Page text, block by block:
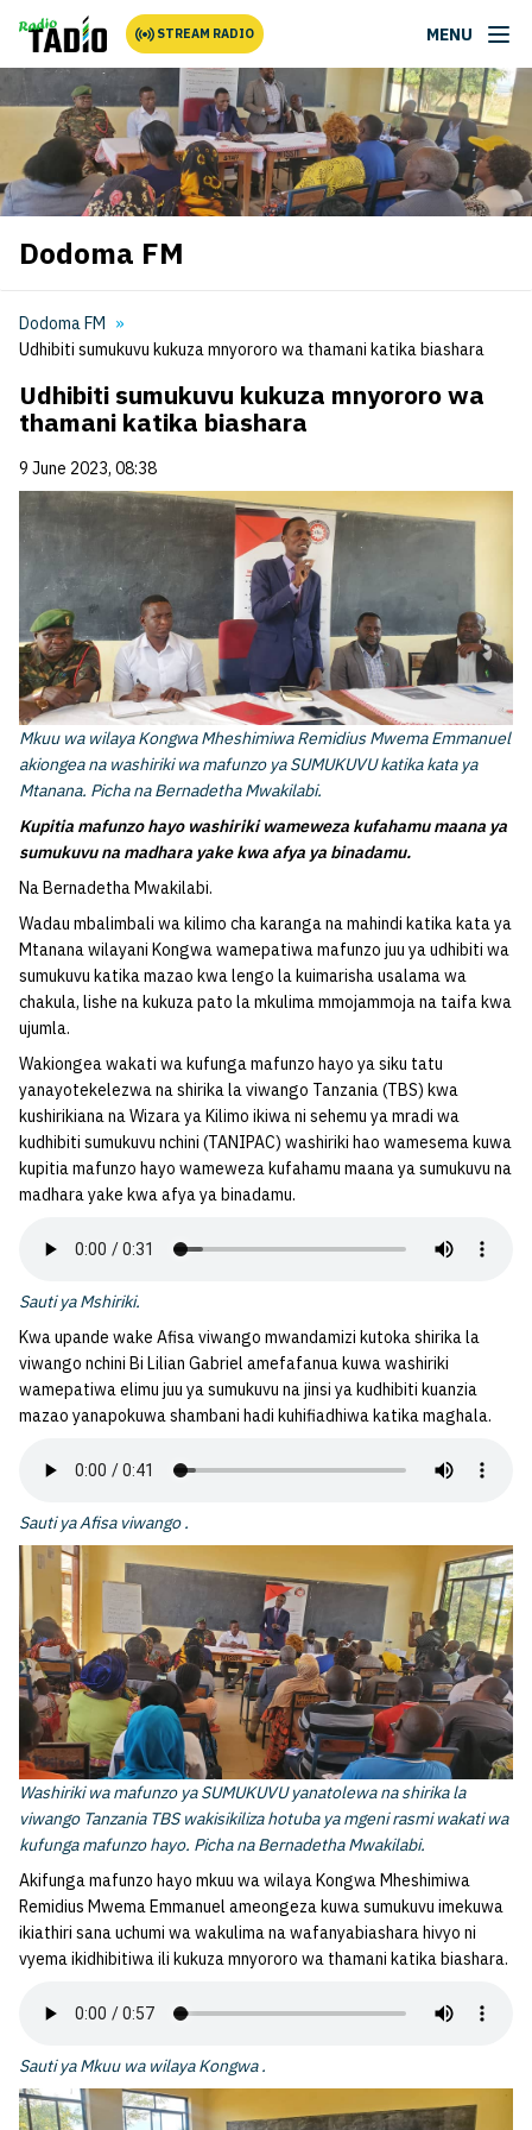
STREAM RADIO MENU
Dodoma FM
Dodoma FM
Udhibiti sumukuvu kukuza mnyororo wa thamani katika biashara
Udhibiti sumukuvu kukuza mnyororo wa
thamani katika biashara
9 June 2023, 08:38
Mkuu wa wilaya Kongwa Mheshimiwa Remidius Mwema Emmanuel
akiongea na washiriki wa mafunzo ya SUMUKUVU katika kata ya
Mtanana. Picha na Bernadetha Mwakilabi.
Kupitia mafunzo hayo washiriki wameweza kufahamu maana ya
sumukuvu na madhara yake kwa afya ya binadamu.
Na Bernadetha Mwakilabi.
Wadau mbalimbali wa kilimo cha karanga na mahindi katika kata ya
Mtanana wilayani Kongwa wamepatiwa mafunzo juu ya udhibiti wa
sumukuvu katika mazao kwa lengo la kuimarisha usalama wa
chakula, lishe na kukuza pato la mkulima mmojammoja na taifa kwa
ujumla.
Wakiongea wakati wa kufunga mafunzo hayo ya siku tatu
yanayotekelezwa na shirika la viwango Tanzania (TBS) kwa
kushirikiana na Wizara ya Kilimo ikiwa ni sehemu ya mradi wa
kudhibiti sumukuvu nchini (TANIPAC) washiriki hao wamesema kuwa
kupitia mafunzo hayo wameweza kufahamu maana ya sumukuvu na
madhara yake kwa afya ya binadamu.
Sauti ya Mshiriki.
Kwa upande wake Afisa viwango mwandamizi kutoka shirika la
viwango nchini Bi Lilian Gabriel amefafanua kuwa washiriki
wamepatiwa elimu juu ya sumukuvu na jinsi ya kudhibiti kuanzia
mazao yanapokuwa shambani hadi kuhifiadhiwa katika maghala.
Sauti ya Afisa viwango .
Washiriki wa mafunzo ya SUMUKUVU yanatolewa na shirika la
viwango Tanzania TBS wakisikiliza hotuba ya mgeni rasmi wakati wa
kufunga mafunzo hayo. Picha na Bernadetha Mwakilabi.
Akifunga mafunzo hayo mkuu wa wilaya Kongwa Mheshimiwa
Remidius Mwema Emmanuel ameongeza kuwa sumukuvu imekuwa
ikiathiri sana uchumi wa wakulima na wafanyabiashara hivyo ni
vyema ikidhibitiwa ili kukuza mnyororo wa thamani katika biashara.
Sauti ya Mkuu wa wilaya Kongwa .